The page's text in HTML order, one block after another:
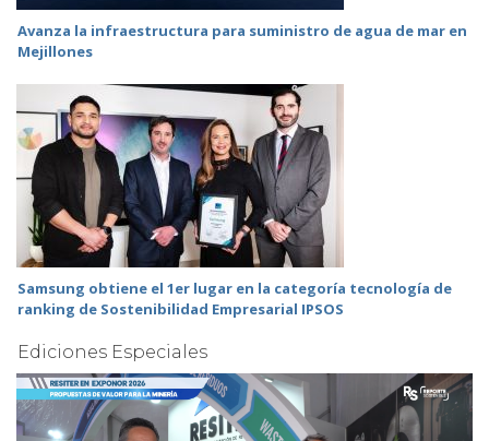
Avanza la infraestructura para suministro de agua de mar en
Mejillones
Samsung obtiene el 1er lugar en la categoría tecnología de
ranking de Sostenibilidad Empresarial IPSOS
Ediciones Especiales